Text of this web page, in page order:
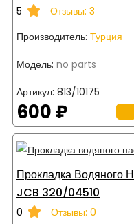
5
Отзывы: 3
Производитель: Турция
Модель: no parts
Артикул: 813/10175
600 ₽
Прокладка Водяного
JCB 320/04510
0 Отзывы: 0